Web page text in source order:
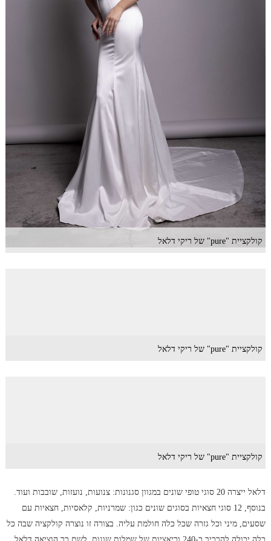
קולקציית "pure" של ריקי דלאל
קולקציית "pure" של ריקי דלאל
קולקציית "pure" של ריקי דלאל
דלאל ייצרה 20 סוגי טופי שונים במגוון סגנונות: צנועות, נועזות, שובבות ועוד.
בנוסף, 12 סוגי חצאיות בסוגים שונים כגון: שמרניות, קלאסיות, חצאיות עם
שסעים, מיני וכל גזרה שכל כלה חולמת עליה. בצורה זו נוצרה קולקציה שבה כל